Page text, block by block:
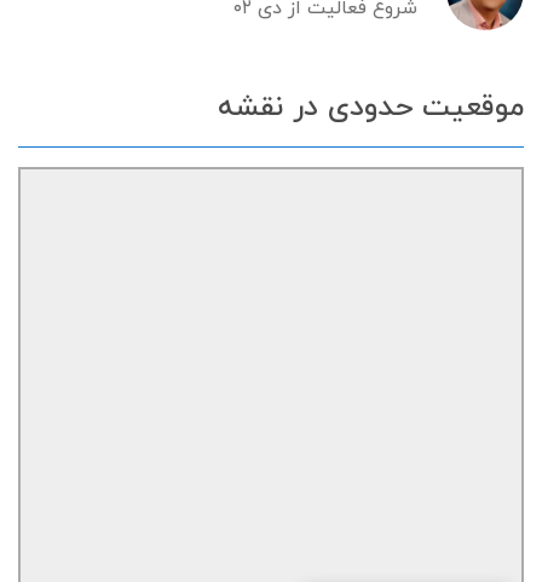
شروع فعالیت از دی ۰۲
موقعیت حدودی در نقشه